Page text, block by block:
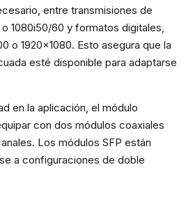
entre transmisiones de
1080i50/60 y formatos digitales,
o 1920×1080. Esto asegura que la
esté disponible para adaptarse
en la aplicación, el módulo
con dos módulos coaxiales
Los módulos SFP están
a configuraciones de doble